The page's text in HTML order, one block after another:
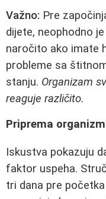
Važno: Pre
dijete, neophodno
naročito ako imate
probleme sa
stanju. Organizam
reaguje različito.
Priprema
Iskustva pokazuju
faktor uspeha.
tri dana pre